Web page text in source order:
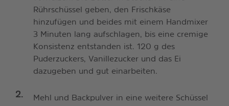
Rührschüssel geben, den Frischkäse
hinzufügen und beides mit einem Handmixer
3 Minuten lang aufschlagen, bis eine cremige
Konsistenz entstanden ist. 120 g des
Puderzuckers, Vanillezucker und das Ei
dazugeben und gut einarbeiten.
Mehl und Backpulver in eine weitere Schüssel